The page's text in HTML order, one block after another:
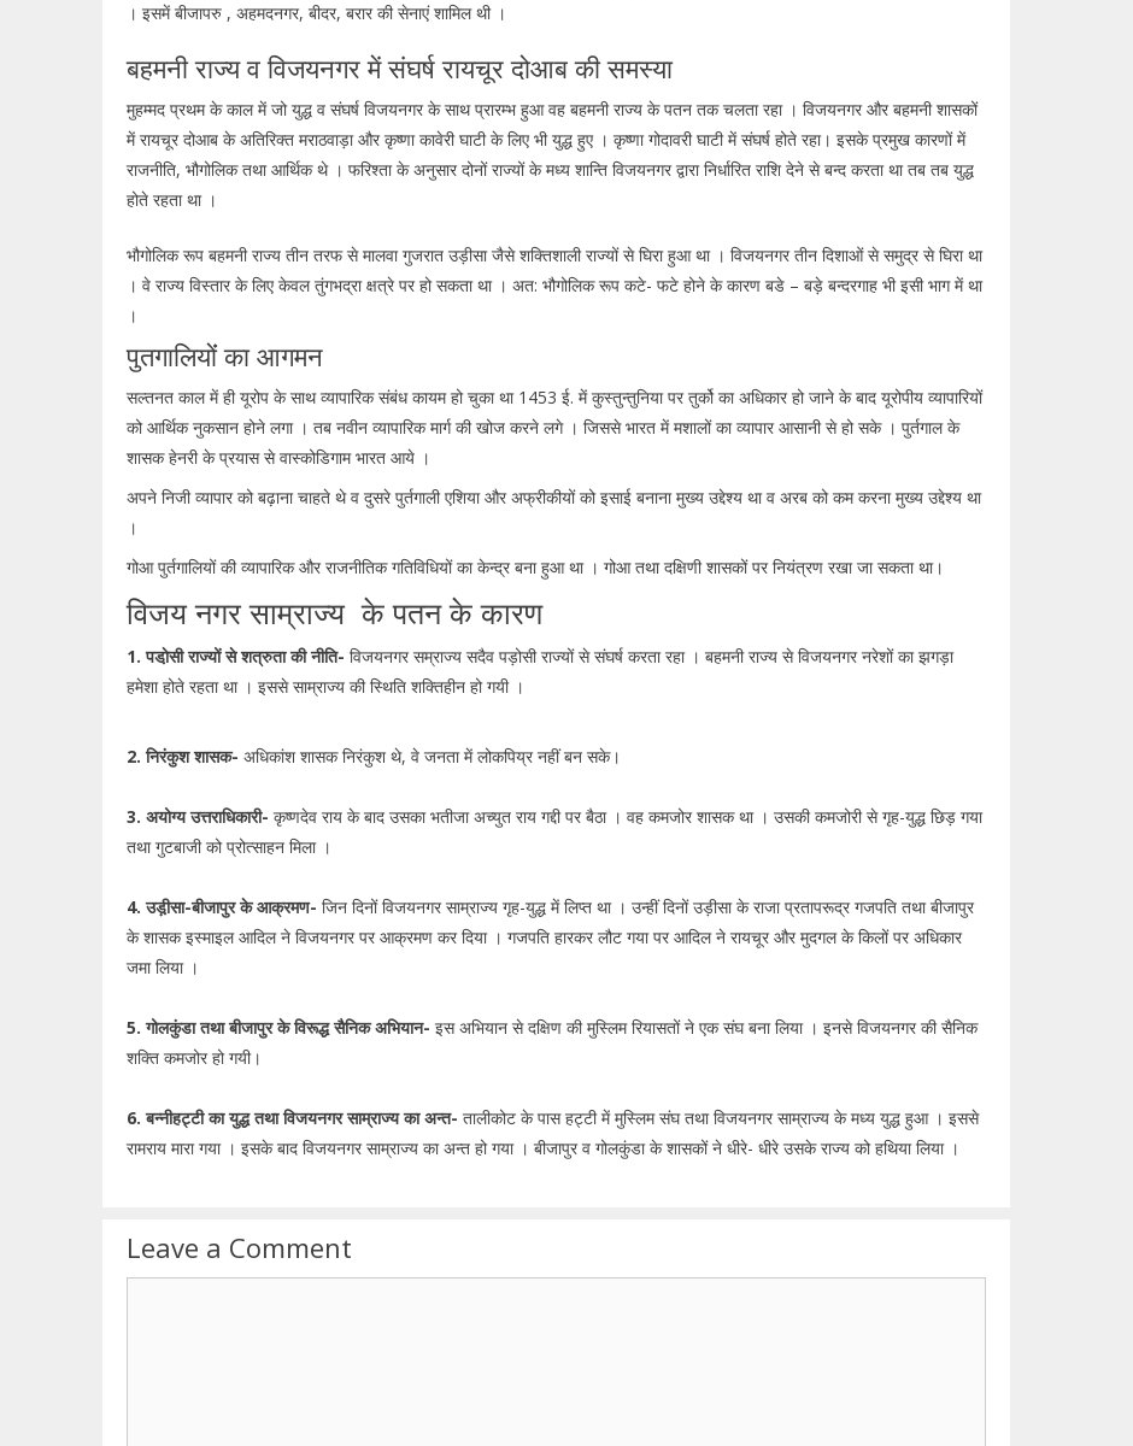
। इसमें बीजापरु , अहमदनगर, बीदर, बरार की सेनाएं शामिल थी ।
बहमनी राज्य व विजयनगर में संघर्ष रायचूर दोआब की समस्या
मुहम्मद प्रथम के काल में जो युद्ध व संघर्ष विजयनगर के साथ प्रारम्भ हुआ वह बहमनी राज्य के पतन तक चलता रहा । विजयनगर और बहमनी शासकों
में रायचूर दोआब के अतिरिक्त मराठवाड़ा और कृष्णा कावेरी घाटी के लिए भी युद्ध हुए । कृष्णा गोदावरी घाटी में संघर्ष होते रहा। इसके प्रमुख कारणों में
राजनीति, भौगोलिक तथा आर्थिक थे । फरिश्ता के अनुसार दोनों राज्यों के मध्य शान्ति विजयनगर द्वारा निर्धारित राशि देने से बन्द करता था तब तब युद्ध
होते रहता था ।
भौगोलिक रूप बहमनी राज्य तीन तरफ से मालवा गुजरात उड़ीसा जैसे शक्तिशाली राज्यों से घिरा हुआ था । विजयनगर तीन दिशाओं से समुद्र से घिरा था
। वे राज्य विस्तार के लिए केवल तुंगभद्रा क्षत्रे पर हो सकता था । अत: भौगोलिक रूप कटे- फटे होने के कारण बडे – बड़े बन्दरगाह भी इसी भाग में था
।
पुतगालियोंं का आगमन
सल्तनत काल में ही यूरोप के साथ व्यापारिक संबंध कायम हो चुका था 1453 ई. में कुस्तुन्तुनिया पर तुर्को का अधिकार हो जाने के बाद यूरोपीय व्यापारियों
को आर्थिक नुकसान होने लगा । तब नवीन व्यापारिक मार्ग की खोज करने लगे । जिससे भारत में मशालों का व्यापार आसानी से हो सके । पुर्तगाल के
शासक हेनरी के प्रयास से वास्कोडिगाम भारत आये ।
अपने निजी व्यापार को बढ़ाना चाहते थे व दुसरे पुर्तगाली एशिया और अफ्रीकीयों को इसाई बनाना मुख्य उद्देश्य था व अरब को कम करना मुख्य उद्देश्य था
।
गोआ पुर्तगालियों की व्यापारिक और राजनीतिक गतिविधियों का केन्द्र बना हुआ था । गोआ तथा दक्षिणी शासकों पर नियंत्रण रखा जा सकता था।
विजय नगर साम्राज्य के पतन के कारण
1. पडा़ेसी राज्यों से शत्रुता की नीति- विजयनगर सम्राज्य सदैव पड़ोसी राज्यों से संघर्ष करता रहा । बहमनी राज्य से विजयनगर नरेशों का झगड़ा
हमेशा होते रहता था । इससे साम्राज्य की स्थिति शक्तिहीन हो गयी ।
2. निरंकुश शासक- अधिकांश शासक निरंकुश थे, वे जनता में लोकपिय्र नहीं बन सके।
3. अयोग्य उत्तराधिकारी- कृष्णदेव राय के बाद उसका भतीजा अच्युत राय गद्दी पर बैठा । वह कमजोर शासक था । उसकी कमजोरी से गृह-युद्ध छिड़ गया
तथा गुटबाजी को प्रोत्साहन मिला ।
4. उड़ी़सा-बीजापुर के आक्रमण- जिन दिनों विजयनगर साम्राज्य गृह-युद्ध में लिप्त था । उन्हीं दिनों उड़ीसा के राजा प्रतापरूद्र गजपति तथा बीजापुर
के शासक इस्माइल आदिल ने विजयनगर पर आक्रमण कर दिया । गजपति हारकर लौट गया पर आदिल ने रायचूर और मुदगल के किलों पर अधिकार
जमा लिया ।
5. गोलकुंडा तथा बीजापुर के विरूद्ध सैनिक अभियान- इस अभियान से दक्षिण की मुस्लिम रियासतों ने एक संघ बना लिया । इनसे विजयनगर की सैनिक
शक्ति कमजोर हो गयी।
6. बन्नीहट्टी का युद्ध तथा विजयनगर साम्राज्य का अन्त- तालीकोट के पास हट्टी में मुस्लिम संघ तथा विजयनगर साम्राज्य के मध्य युद्ध हुआ । इससे
रामराय मारा गया । इसके बाद विजयनगर साम्राज्य का अन्त हो गया । बीजापुर व गोलकुंडा के शासकों ने धीरे- धीरे उसके राज्य को हथिया लिया ।
Leave a Comment